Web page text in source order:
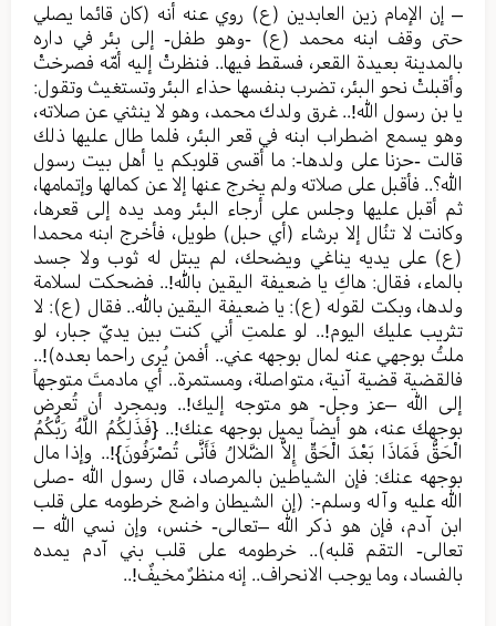
– إن الإمام زين العابدين (ع) روي عنه أنه (كان قائما يصلي
حتى وقف ابنه محمد (ع) -وهو طفل- إلى بئر في داره
بالمدينة بعيدة القعر، فسقط فيها.. فنظرتْ إليه أمّه فصرختْ
وأقبلتْ نحو البئر، تضرب بنفسها حذاء البئر وتستغيث وتقول:
يا بن رسول الله!.. غرق ولدك محمد، وهو لا ينثني عن صلاته،
وهو يسمع اضطراب ابنه في قعر البئر، فلما طال عليها ذلك
قالت -حزنا على ولدها-: ما أقسى قلوبكم يا أهل بيت رسول
الله؟.. فأقبل على صلاته ولم يخرج عنها إلا عن كمالها وإتمامها،
ثم أقبل عليها وجلس على أرجاء البئر ومد يده إلى قعرها،
وكانت لا تنُال إلا برشاء (أي حبل) طويل، فأخرج ابنه محمدا
(ع) على يديه يناغي ويضحك، لم يبتل له ثوب ولا جسد
بالماء، فقال: هاكِ يا ضعيفة اليقين بالله!.. فضحكت لسلامة
ولدها، وبكت لقوله (ع): يا ضعيفة اليقين بالله.. فقال (ع): لا
تثريب عليك اليوم!.. لو علمتِ أني كنت بين يديّ جبار، لو
ملتُ بوجهي عنه لمال بوجهه عني.. أفمن يُرى راحما بعده)!..
فالقضية قضية آنية، متواصلة، ومستمرة.. أي مادمتَ متوجهاً
إلى الله –عز وجل- هو متوجه إليك!.. وبمجرد أن تُعرض
بوجهك عنه، هو أيضاً يميل بوجهه عنك!.. {فَذَلِكُمُ اللَّهُ رَبُّكُمُ
الْحَقُّ فَمَاذَا بَعْدَ الْحَقِّ إِلاَّ الضَّلالُ فَأَنَّى تُصْرَفُونَ}!.. وإذا مال
بوجهه عنك: فإن الشياطين بالمرصاد، قال رسول الله -صلى
الله عليه وآله وسلم-: (إن الشيطان واضع خرطومه على قلب
ابن آدم، فإن هو ذكر الله –تعالى- خنس، وإن نسي الله –
تعالى- التقم قلبه).. خرطومه على قلب بني آدم يمده
بالفساد، وما يوجب الانحراف.. إنه منظرٌ مخيفٌ!..